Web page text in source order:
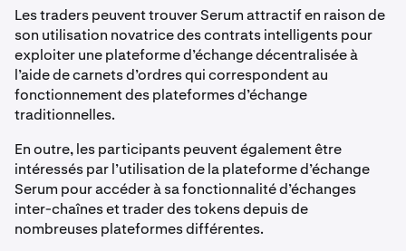
Les traders peuvent trouver Serum attractif en raison de
son utilisation novatrice des contrats intelligents pour
exploiter une plateforme d’échange décentralisée à
l’aide de carnets d’ordres qui correspondent au
fonctionnement des plateformes d’échange
traditionnelles.
En outre, les participants peuvent également être
intéressés par l’utilisation de la plateforme d’échange
Serum pour accéder à sa fonctionnalité d’échanges
inter-chaînes et trader des tokens depuis de
nombreuses plateformes différentes.